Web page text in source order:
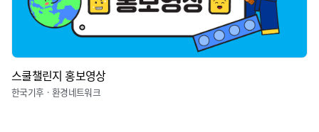
스쿨챌린지 홍보영상
한국기후ㆍ환경네트워크